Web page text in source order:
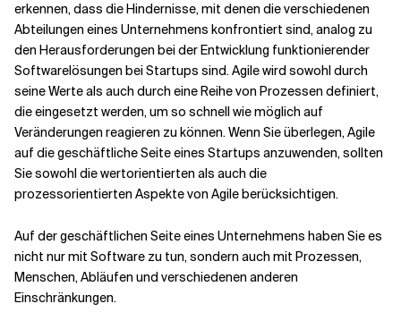
Verwandte Themen
erkennen, dass die Hindernisse, mit denen die verschiedenen
Abteilungen eines Unternehmens konfrontiert sind, analog zu
den Herausforderungen bei der Entwicklung funktionierender
Softwarelösungen bei Startups sind. Agile wird sowohl durch
seine Werte als auch durch eine Reihe von Prozessen definiert,
die eingesetzt werden, um so schnell wie möglich auf
Veränderungen reagieren zu können. Wenn Sie überlegen, Agile
auf die geschäftliche Seite eines Startups anzuwenden, sollten
Sie sowohl die wertorientierten als auch die
prozessorientierten Aspekte von Agile berücksichtigen.
Auf der geschäftlichen Seite eines Unternehmens haben Sie es
nicht nur mit Software zu tun, sondern auch mit Prozessen,
Menschen, Abläufen und verschiedenen anderen
Einschränkungen.